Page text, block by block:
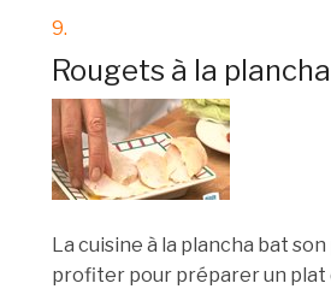
9.
Rougets à la plancha
La cuisine à la plancha bat
profiter pour préparer un plat